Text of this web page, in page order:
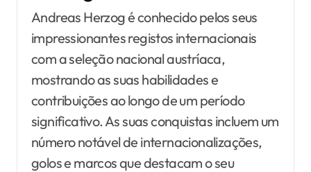
Andreas Herzog é conhecido pelos seus
impressionantes registos internacionais
com a seleção nacional austríaca,
mostrando as suas habilidades e
contribuições ao longo de um período
significativo. As suas conquistas incluem um
número notável de internacionalizações,
golos e marcos que destacam o seu